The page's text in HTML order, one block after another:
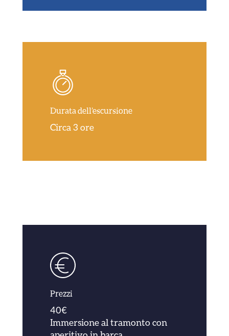
Durata dell’escursione
Circa 3 ore
Prezzi
40€
Immersione al tramonto con